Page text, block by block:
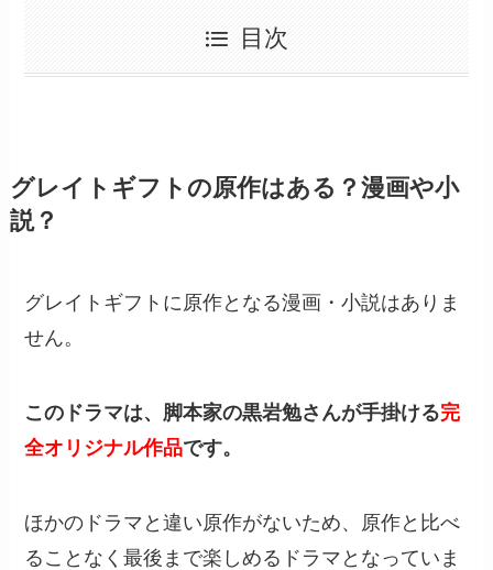
目次
グレイトギフトの原作はある？漫画や小
説？
グレイトギフトに原作となる漫画・小説はありま
せん。
このドラマは、脚本家の黒岩勉さんが手掛ける完
全オリジナル作品です。
ほかのドラマと違い原作がないため、原作と比べ
ることなく最後まで楽しめるドラマとなっていま